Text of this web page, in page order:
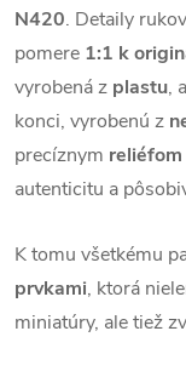
N420. Detaily
pomere 1:1 k
vyrobená z plastu,
konci, vyrobenú z
precíznym
autenticitu a
K tomu všetkému
prvkami, ktorá
miniatúry, ale tiež